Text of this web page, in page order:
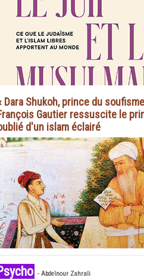
Dara Shukoh, prince du
Gautier ressuscite le
d'un islam éclairé
- Abdelnour Zahrali